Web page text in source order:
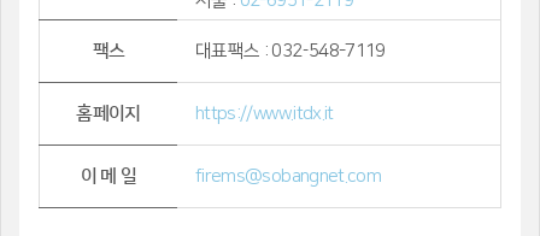
팩스 대표팩스 : 032-548-7119
홈페이지 https://www.itdx.it
이 메 일 firems@sobangnet.com